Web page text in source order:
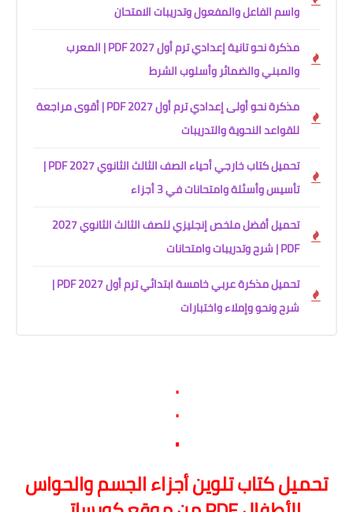
واسم الفاعل والمفعول وتدريبات الامتحان
مذكرة نحو تانية إعدادي ترم أول 2027 PDF | المعرب
والمبني والضمائر وأسلوب الشرط
مذكرة نحو أولى إعدادي ترم أول 2027 PDF | أقوى مراجعة
للقواعد النحوية والتدريبات
تحميل كتاب خارجي أحياء الصف الثالث الثانوي 2027 PDF |
تأسيس وأسئلة وامتحانات في 3 أجزاء
تحميل أفضل ملخص إنجليزي للصف الثالث الثانوي 2027
PDF | شرح وتدريبات وامتحانات
تحميل مذكرة عربي خامسة ابتدائي ترم أول 2027 PDF |
شرح ونحو وإملاء واختبارات
.
.
.
تحميل كتاب تلوين أجزاء الجسم والحواس